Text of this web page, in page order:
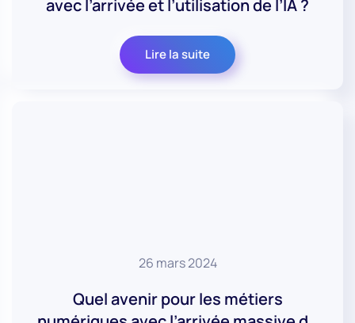
avec l’arrivée et l’utilisation de l’IA ?
Lire la suite
26 mars 2024
Quel avenir pour les métiers